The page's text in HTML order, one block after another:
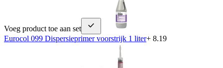
Voeg product toe aan set
Eurocol 099 Dispersieprimer voorstrijk 1 liter+ 8.19